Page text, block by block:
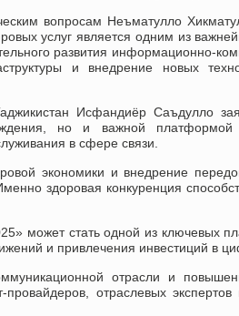
вопросам Неъматулло
услуг является одним из
развития информационно-
и внедрение новых
Исфандиёр Саъдулло
но и важной платформой
в сфере связи.
экономики и внедрение
здоровая конкуренция
может стать одной из ключевых
и привлечения инвестиций в
отрасли и
отраслевых